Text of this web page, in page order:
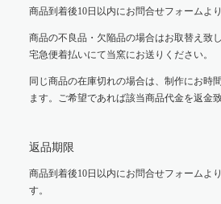
商品到着後10日以内にお問合せフォームよ
商品の不良品・欠陥品の場合はお取替え致
宅急便着払いにて当窯にお送りください。
同じ商品の在庫切れの場合は、制作にお時
ます。ご希望であれば該当商品代金を返金致
返品期限
商品到着後10日以内にお問合せフォームよ
す。